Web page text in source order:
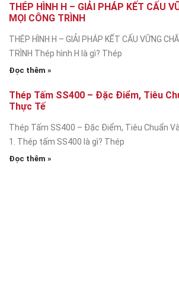
THÉP HÌNH H – GIẢI PHÁP KẾT CẤU
MỌI CÔNG TRÌNH
THÉP HÌNH H – GIẢI PHÁP KẾT CẤU VỮNG
TRÌNH Thép hình H là gì? Thép
Đọc thêm »
Thép Tấm SS400 – Đặc Điểm, Tiêu
Thực Tế
Thép Tấm SS400 – Đặc Điểm, Tiêu Chuẩn
1. Thép tấm SS400 là gì? Thép
Đọc thêm »